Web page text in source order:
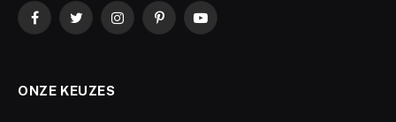
FacebookTwitterInstagramPinterestYouTube
ONZE KEUZES